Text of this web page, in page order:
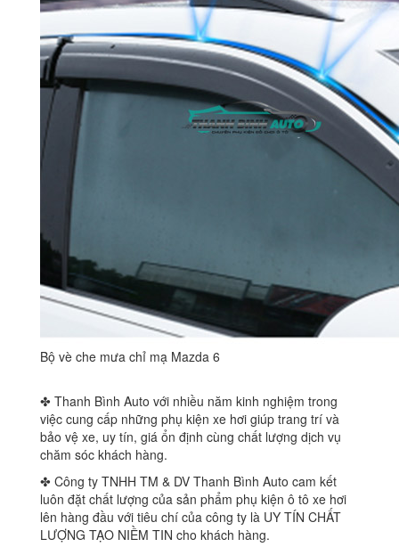
Bộ vè che mưa chỉ mạ Mazda 6
✤ Thanh Bình Auto với nhiều năm kinh nghiệm trong
việc cung cấp những phụ kiện xe hơi giúp trang trí và
bảo vệ xe, uy tín, giá ổn định cùng chất lượng dịch vụ
chăm sóc khách hàng.
✤ Công ty TNHH TM & DV Thanh Bình Auto cam kết
luôn đặt chất lượng của sản phẩm phụ kiện ô tô xe hơi
lên hàng đầu với tiêu chí của công ty là UY TÍN CHẤT
LƯỢNG TẠO NIỀM TIN cho khách hàng.